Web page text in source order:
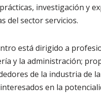
investigación y
del sector servicios.
está dirigido a
y la administración;
de la industria de
en la